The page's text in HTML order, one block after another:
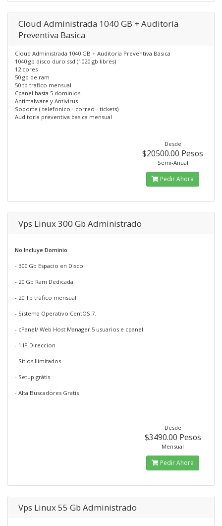
Cloud Administrada 1040 GB + Auditoría
Preventiva Basica
Cloud Administrada 1040 GB + Auditoría Preventiva Basica
1040 gb disco duro ssd (1020 gb libres)
12 cores
50 gb de ram
50 tb trafico mensual
Cpanel hasta 5 dominios
Antimalware y Antivirus
Soporte ( telefonico - correo - tickets)
Auditoria preventiva basica mensual
Desde
$20500.00 Pesos
Semi-Anual
Pedir Ahora
Vps Linux 300 Gb Administrado
No Incluye Dominio
- 300 Gb Espacio en Disco.
- 20 Gb Ram Dedicada
- 20 Tb tráfico mensual.
- Sistema Operativo CentOS 7.
- cPanel/ Web Host Manager 5 usuarios e cpanel
- 1 IP Direccion
- Sitios Ilimitados
- Setup grátis
- Alta Buscadores Gratis
Desde
$3490.00 Pesos
Mensual
Pedir Ahora
Vps Linux 55 Gb Administrado